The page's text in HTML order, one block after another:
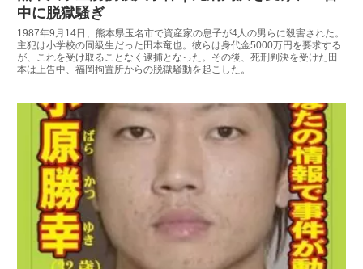
中に脱獄騒ぎ
1987年9月14日、熊本県玉名市で資産家の息子が4人の男らに殺害された。
主犯は小学校の同級生だった田本竜也。彼らは身代金5000万円を要求する
が、これを受け取ることなく逮捕となった。その後、死刑判決を受けた田
本は上告中、福岡拘置所からの脱獄騒動を起こした。